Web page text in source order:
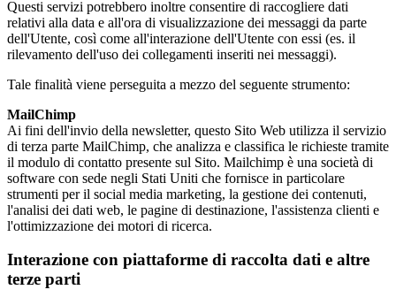
Questi servizi potrebbero inoltre consentire di raccogliere dati
relativi alla data e all'ora di visualizzazione dei messaggi da parte
dell'Utente, così come all'interazione dell'Utente con essi (es. il
rilevamento dell'uso dei collegamenti inseriti nei messaggi).
Tale finalità viene perseguita a mezzo del seguente strumento:
MailChimp
Ai fini dell'invio della newsletter, questo Sito Web utilizza il servizio
di terza parte MailChimp, che analizza e classifica le richieste tramite
il modulo di contatto presente sul Sito. Mailchimp è una società di
software con sede negli Stati Uniti che fornisce in particolare
strumenti per il social media marketing, la gestione dei contenuti,
l'analisi dei dati web, le pagine di destinazione, l'assistenza clienti e
l'ottimizzazione dei motori di ricerca.
Interazione con piattaforme di raccolta dati e altre
terze parti